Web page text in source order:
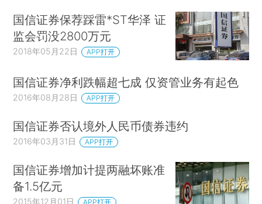
国信证券保荐踩雷*ST华泽 证
监会罚没2800万元
2018年05月22日 APP打开
国信证券净利跌幅超七成 仅资管业务有起色
2016年08月28日 APP打开
国信证券否认境外人民币债券违约
2016年03月31日 APP打开
国信证券增加计提两融坏账准
备1.5亿元
2015年12月01日 APP打开